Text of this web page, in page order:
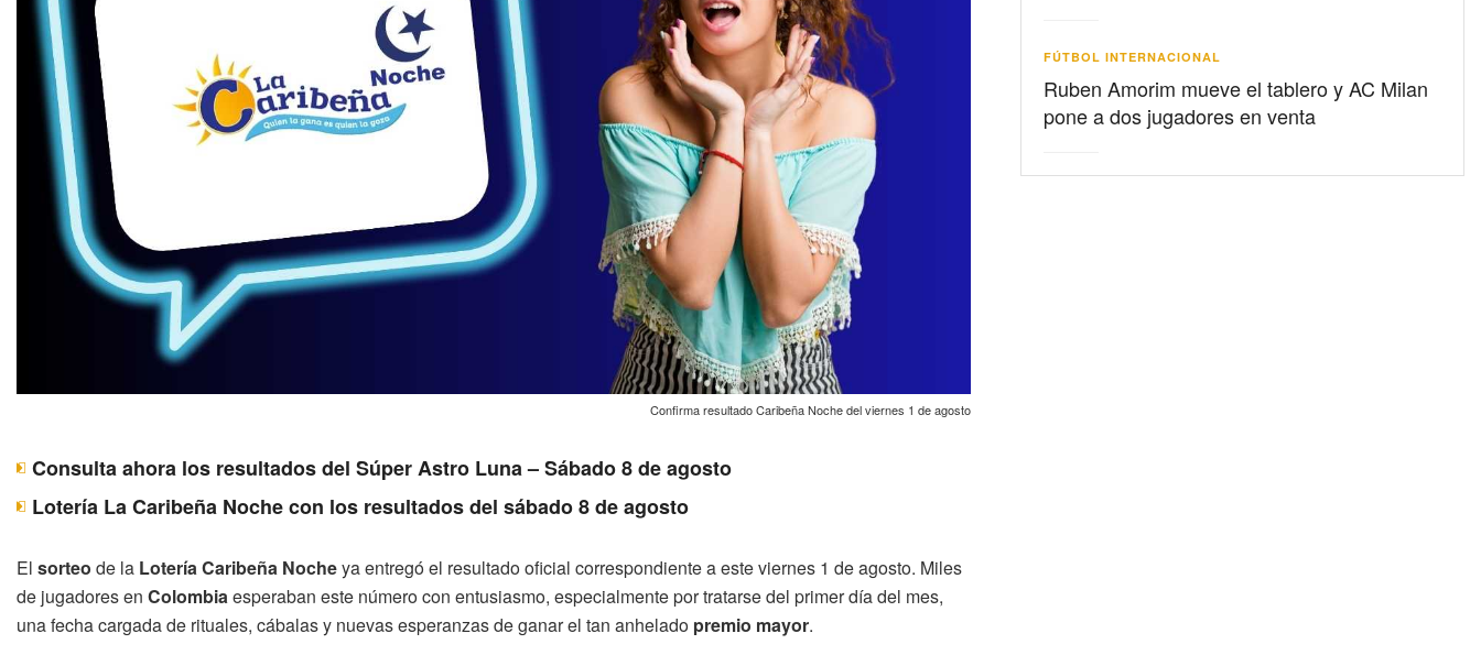
Confirma resultado Caribeña Noche del viernes 1 de agosto
Consulta ahora los resultados del Súper Astro Luna – Sábado 8 de agosto
Lotería La Caribeña Noche con los resultados del sábado 8 de agosto
El sorteo de la Lotería Caribeña Nocheya entregó el resultado oficial correspondiente a este viernes 1 de agosto. Miles
de jugadores en Colombiaesperaban este número con entusiasmo, especialmente por tratarse del primer día del mes,
una fecha cargada de rituales, cábalas y nuevas esperanzas de ganar el tan anhelado premio mayor.
FÚTBOL INTERNACIONAL
Ruben Amorim mueve el tablero y AC Milan
pone a dos jugadores en venta